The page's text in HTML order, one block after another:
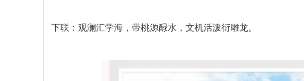
下联：观澜汇学海，带桃源醁水，文机活泼衍雕龙。